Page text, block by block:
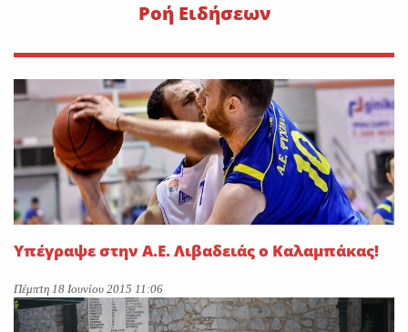
“Εφυγε” ο Ιωάννης Δ.
Κωλέττης σε ηλικία 55 ετών
On28 Ιουλίου 2026
Κατά πλειοψηφία εγκρίθηκε
το νομοσχέδιο για την
επέκταση των αρμοδιοτήτων
ΕΥΔΑΠ και ΕΥΑΘ-Σπανός:
«Υδρολογικό νοικοκύρεμα με
On 27 Ιουλίου 2026
Pοή Ειδήσεων
Υπέγραψε στην Α.Ε. Λιβαδειάς ο Καλαμπάκας!
Πέμπτη 18 Ιουνίου 2015 11:06